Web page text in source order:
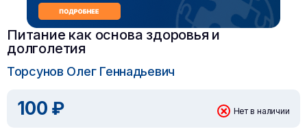
Питание как основа здоровья и
долголетия
Торсунов Олег Геннадьевич
100 ₽ Нет в наличии